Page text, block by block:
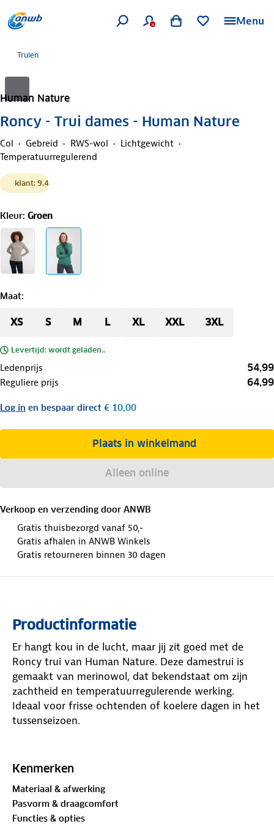
Menu
Truien
Human Nature
Roncy - Trui dames - Human Nature
Col Gebreid RWS-wol
Lichtgewicht
Temperatuurregulerend
klant: 9.4
Kleur: Groen
Maat:
XS S M L XL XXL 3XL
Levertijd: wordt geladen..
Ledenprijs 54,99
Reguliere prijs 64,99
Log in en bespaar direct € 10,00
Plaats in winkelmand
Alleen online
Verkoop en verzending door ANWB
Gratis thuisbezorgd vanaf 50,-
Gratis afhalen in ANWB Winkels
Gratis retourneren binnen 30 dagen
Productinformatie
Er hangt kou in de lucht, maar jij zit goed met de
Roncy trui van Human Nature. Deze damestrui is
gemaakt van merinowol, dat bekendstaat om zijn
zachtheid en temperatuurregulerende werking.
Ideaal voor frisse ochtenden of koelere dagen in het
tussenseizoen.
warm. De gladgebreide stof oogt netjes en zit
ribstiksels. De col, mouwen en zoom zijn afgewerkt
met boorden die mooi aansluiten. Geen drukke
Kenmerken
Materiaal & afwerking
Pasvorm & draagcomfort
Functies & opties